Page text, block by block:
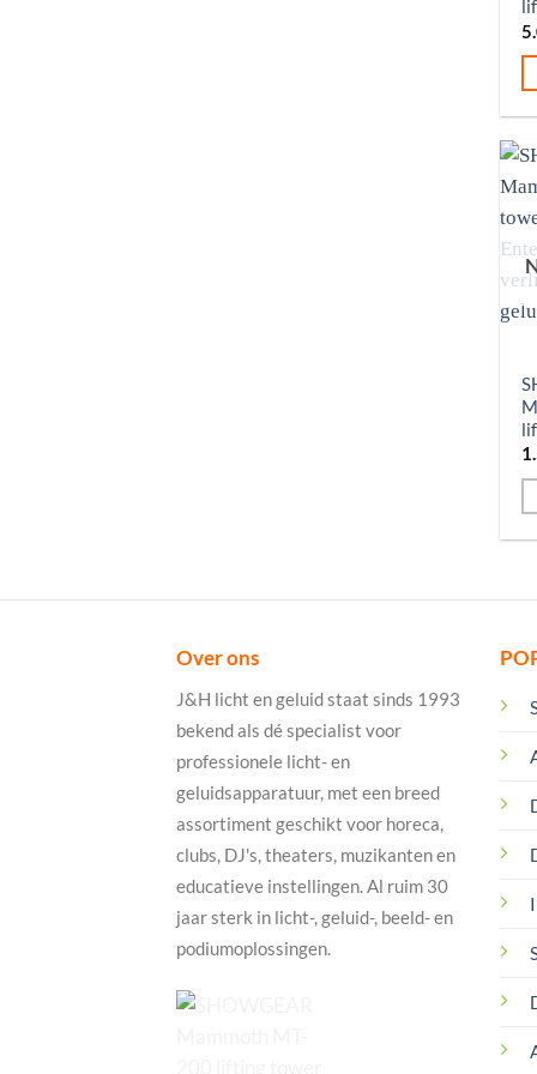
Over ons
J&H licht en geluid staat sinds 1993
bekend als dé specialist voor
professionele licht- en
geluidsapparatuur, met een breed
assortiment geschikt voor horeca,
clubs, DJ's, theaters, muzikanten en
educatieve instellingen. Al ruim 30
jaar sterk in licht-, geluid-, beeld- en
podiumoplossingen.